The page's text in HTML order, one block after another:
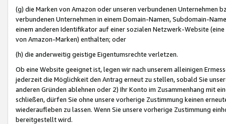
(g) die Marken von Amazon oder unseren verbundenen Unternehmen
verbundenen Unternehmen in einem Domain-Namen, Subdomain-
einem anderen Identifikator auf einer sozialen Netzwerk-Website
von Amazon-Marken) enthalten; oder
(h) die anderweitig geistige Eigentumsrechte verletzen.
Ob eine Website geeignet ist, legen wir nach unserem alleinigen
jederzeit die Möglichkeit den Antrag erneut zu stellen, sobald Sie
anderen Gründen ablehnen oder 2) Ihr Konto im Zusammenhang mit
schließen, dürfen Sie ohne unsere vorherige Zustimmung keinen
wiederaufleben zu lassen. Wenn Sie unsere vorherige Zustimmung
bereitgestellt wird.